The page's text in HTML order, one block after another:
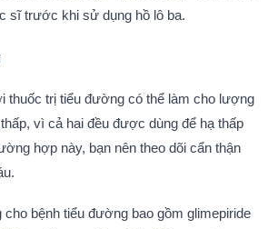
sĩ trước khi sử dụng hồ lô ba.
thuốc trị tiểu đường có thể làm cho lượng
vì cả hai đều được dùng để hạ thấp
hợp này, bạn nên theo dõi cẩn thận
cho bệnh tiểu đường bao gồm glimepiride